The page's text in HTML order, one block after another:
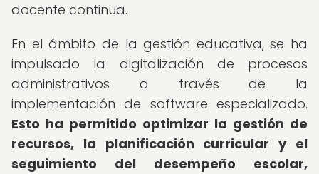
docente continua.
En el ámbito de la gestión educativa, se ha
impulsado la digitalización de procesos
administrativos a través de la
implementación de software especializado.
Esto ha permitido optimizar la gestión de
recursos, la planificación curricular y el
seguimiento del desempeño escolar,